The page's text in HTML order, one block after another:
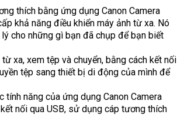
thích bằng ứng dụng Canon Camera
khả năng điều khiển máy ảnh từ xa. Nó
cho những gì bạn đã chụp để bạn biết
xa, xem tệp và chuyển, bằng cách kết nối
tệp sang thiết bị di động của mình để
năng của ứng dụng Canon Camera
nối qua USB, sử dụng cáp tương thích